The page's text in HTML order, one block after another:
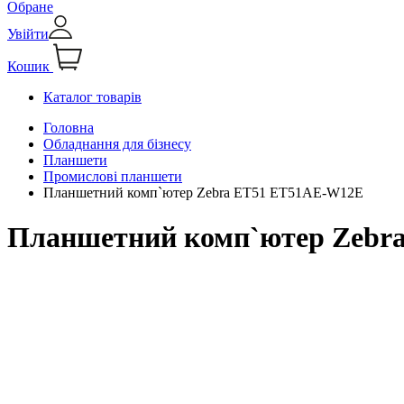
Обране
Увійти
Кошик
Каталог товарів
Головна
Обладнання для бізнесу
Планшети
Промислові планшети
Планшетний комп`ютер Zebra ET51 ET51AE-W12E
Планшетний комп`ютер